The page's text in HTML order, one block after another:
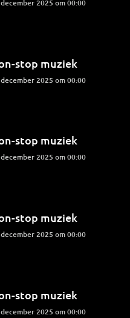
december 2025 om 00:00
stop muziek
december 2025 om 00:00
stop muziek
december 2025 om 00:00
stop muziek
december 2025 om 00:00
stop muziek
december 2025 om 00:00